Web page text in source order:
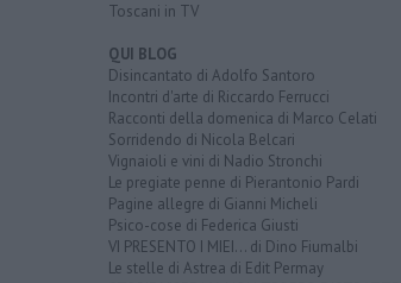
Toscani in TV
QUI BLOG
Disincantato di Adolfo Santoro
Incontri d'arte di Riccardo Ferrucci
Racconti della domenica di Marco Celati
Sorridendo di Nicola Belcari
Vignaioli e vini di Nadio Stronchi
Le pregiate penne di Pierantonio Pardi
Pagine allegre di Gianni Micheli
Psico-cose di Federica Giusti
VI PRESENTO I MIEI... di Dino Fiumalbi
Le stelle di Astrea di Edit Permay